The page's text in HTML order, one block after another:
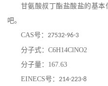
甘氨酸叔丁酯盐酸盐的基本
吧。
CAS号： 27532-96-3
分子式： C6H14ClNO2
分子量： 167.63
EINECS号： 214-223-8